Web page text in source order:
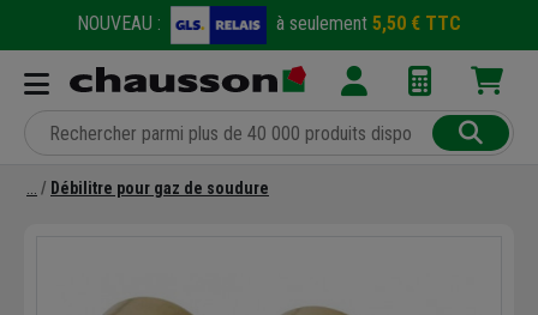
NOUVEAU : à seulement 5,50 € TTC
Débilitre pour gaz de soudure